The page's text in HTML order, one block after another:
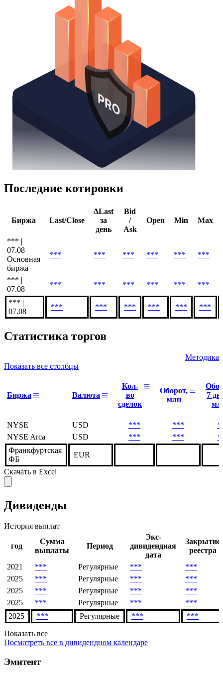
Последние котировки
Биржа Last/Close
ΔLast
за
день
Bid
/
Ask
Open Min Max
*** |
07.08
Основная
биржа
*** *** *** *** *** ***
*** |
07.08
*** *** *** *** *** ***
*** |
07.08
*** *** *** *** *** ***
Статистика торгов
Методика
Показать все столбцы
Биржа Валюта
Кол-
во
сделок
Оборот,
млн
7
NYSE USD *** ***
NYSE Arca
USD *** ***
Франкфуртская
ФБ
EUR
Скачать в Excel
Дивиденды
История выплат
год
Сумма
выплаты
Период
Экс-
дивидендная
дата
Закрытие
реестра
2021
*** Регулярные ***
***
2025
*** Регулярные ***
***
2025
*** Регулярные ***
***
2025
*** Регулярные ***
***
2025
*** Регулярные *** ***
Показать все
Посмотреть все в дивидендном календаре
Эмитент